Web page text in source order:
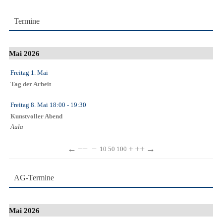
Termine
Mai 2026
Freitag 1. Mai
Tag der Arbeit
Freitag 8. Mai 18:00 - 19:30
Kunstvoller Abend
Aula
← −− − 10 50 100 + ++ →
AG-Termine
Mai 2026